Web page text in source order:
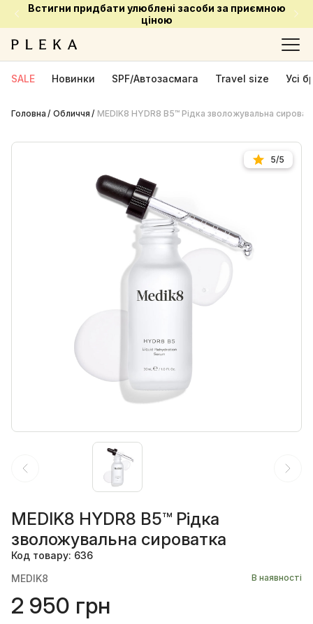
Встигни придбати улюблені засоби за приємною
ціною
SALE Новинки SPF/Автозасмага Travel size Усі
Головна Обличчя MEDIK8 HYDR8 B5™ Рідка зволожувальна
5/5
MEDIK8 HYDR8 B5™ Рідка
зволожувальна сироватка
Код товару: 636
MEDIK8
В наявності
2 950 грн